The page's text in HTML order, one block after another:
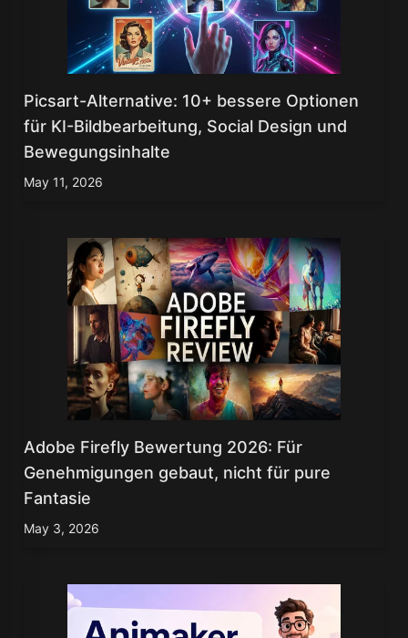
Picsart-Alternative: 10+ bessere Optionen
für KI-Bildbearbeitung, Social Design und
Bewegungsinhalte
May 11, 2026
Adobe Firefly Bewertung 2026: Für
Genehmigungen gebaut, nicht für pure
Fantasie
May 3, 2026